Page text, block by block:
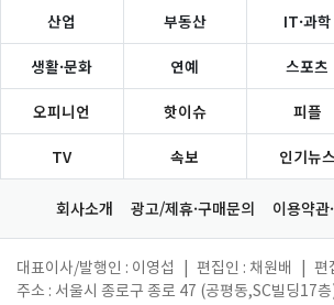
산업 부동산 IT·과학
생활·문화 연예 스포츠
오피니언 핫이슈 피플
TV 속보 인기뉴스
회사소개 광고/제휴·구매문의 이용약관
대표이사/발행인 : 이영섭 편집인 : 채원배 편
주소 : 서울시 종로구 종로 47 (공평동,SC빌딩17